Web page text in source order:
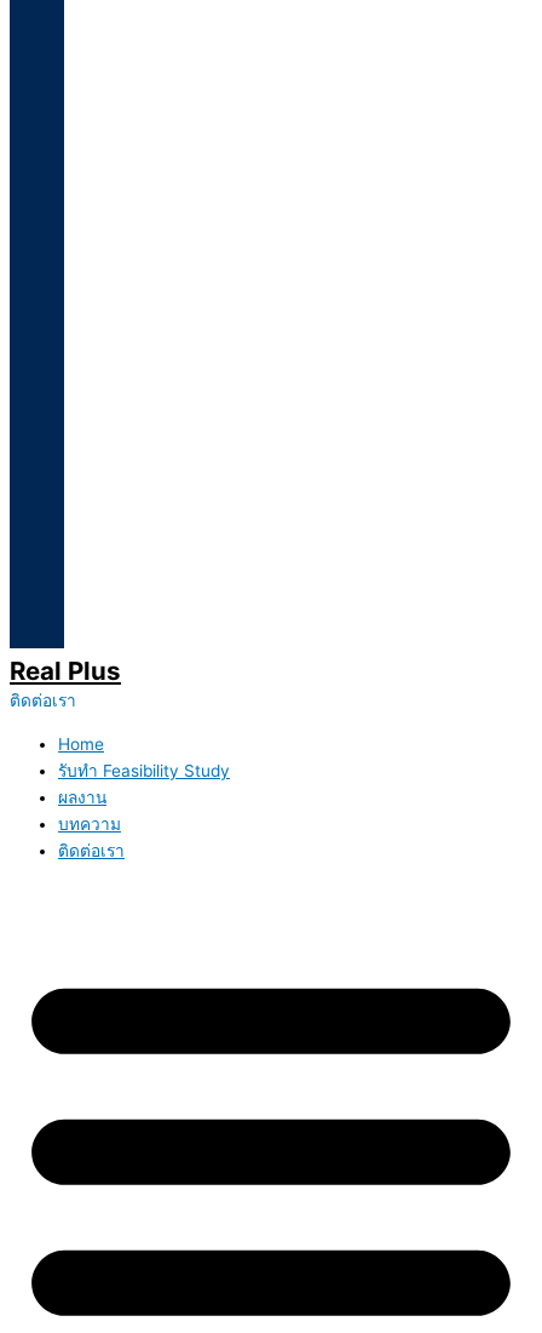
Real Plus
ติดต่อเรา
Home
รับทำ Feasibility Study
ผลงาน
บทความ
ติดต่อเรา